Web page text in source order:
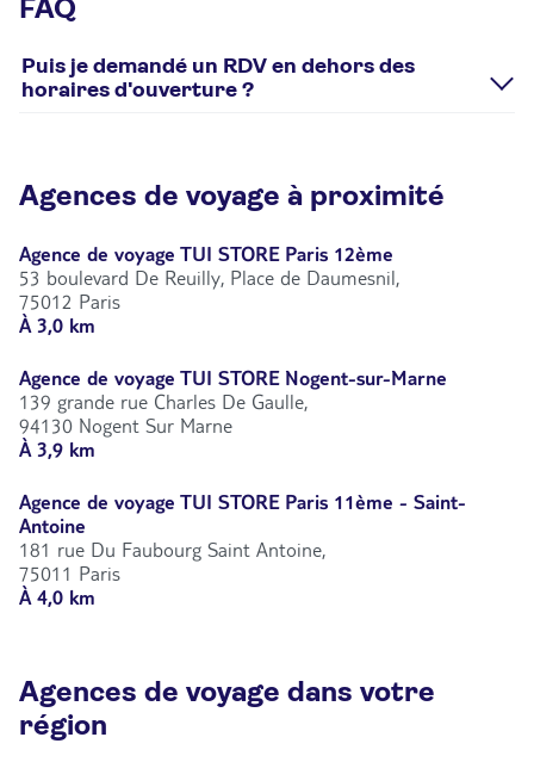
FAQ
Puis je demandé un RDV en dehors des
horaires d'ouverture ?
Agences de voyage à proximité
Agence de voyage TUI STORE Paris 12ème
53 boulevard De Reuilly, Place de Daumesnil,
75012 Paris
À 3,0 km
Agence de voyage TUI STORE Nogent-sur-Marne
139 grande rue Charles De Gaulle,
94130 Nogent Sur Marne
À 3,9 km
Agence de voyage TUI STORE Paris 11ème - Saint-
Antoine
181 rue Du Faubourg Saint Antoine,
75011 Paris
À 4,0 km
Agences de voyage dans votre
région